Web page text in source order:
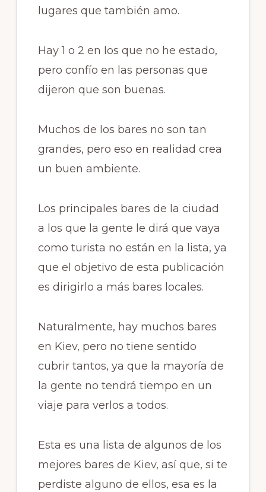
lugares que también amo.
Hay 1 o 2 en los que no he estado,
pero confío en las personas que
dijeron que son buenas.
Muchos de los bares no son tan
grandes, pero eso en realidad crea
un buen ambiente.
Los principales bares de la ciudad
a los que la gente le dirá que vaya
como turista no están en la lista, ya
que el objetivo de esta publicación
es dirigirlo a más bares locales.
Naturalmente, hay muchos bares
en Kiev, pero no tiene sentido
cubrir tantos, ya que la mayoría de
la gente no tendrá tiempo en un
viaje para verlos a todos.
Esta es una lista de algunos de los
mejores bares de Kiev, así que, si te
perdiste alguno de ellos, esa es la